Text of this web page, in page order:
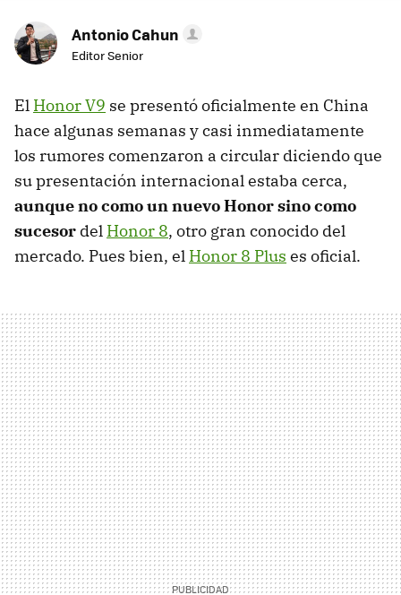
Antonio Cahun
Editor Senior
El Honor V9 se presentó oficialmente en China
hace algunas semanas y casi inmediatamente
los rumores comenzaron a circular diciendo que
su presentación internacional estaba cerca,
aunque no como un nuevo Honor sino como
sucesor del Honor 8, otro gran conocido del
mercado. Pues bien, el Honor 8 Plus es oficial.